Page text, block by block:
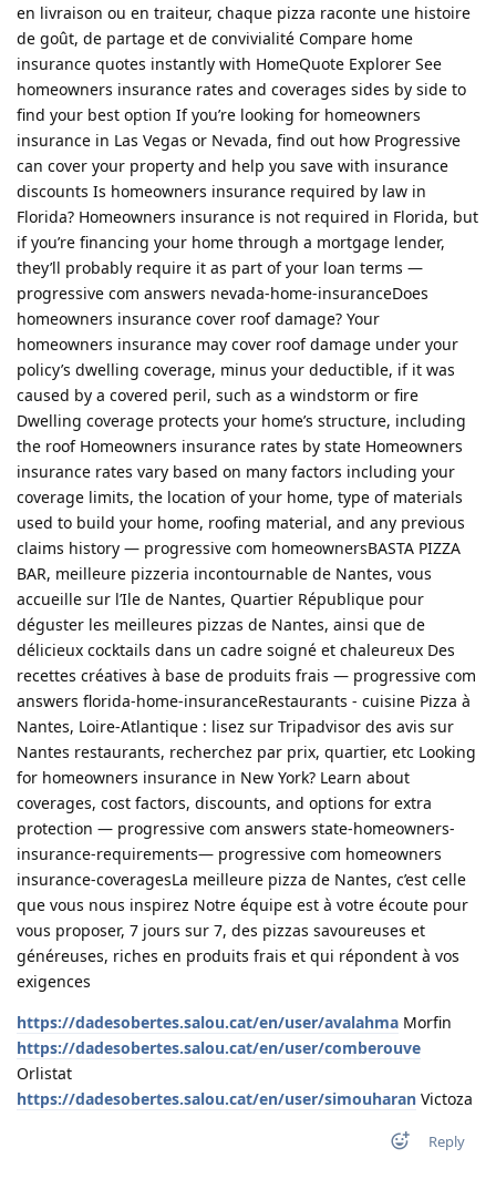
en livraison ou en traiteur, chaque pizza raconte une histoire
de goût, de partage et de convivialité Compare home
insurance quotes instantly with HomeQuote Explorer See
homeowners insurance rates and coverages sides by side to
find your best option If you’re looking for homeowners
insurance in Las Vegas or Nevada, find out how Progressive
can cover your property and help you save with insurance
discounts Is homeowners insurance required by law in
Florida? Homeowners insurance is not required in Florida, but
if you’re financing your home through a mortgage lender,
they’ll probably require it as part of your loan terms —
progressive com answers nevada-home-insuranceDoes
homeowners insurance cover roof damage? Your
homeowners insurance may cover roof damage under your
policy’s dwelling coverage, minus your deductible, if it was
caused by a covered peril, such as a windstorm or fire
Dwelling coverage protects your home’s structure, including
the roof Homeowners insurance rates by state Homeowners
insurance rates vary based on many factors including your
coverage limits, the location of your home, type of materials
used to build your home, roofing material, and any previous
claims history — progressive com homeownersBASTA PIZZA
BAR, meilleure pizzeria incontournable de Nantes, vous
accueille sur l’Ile de Nantes, Quartier République pour
déguster les meilleures pizzas de Nantes, ainsi que de
délicieux cocktails dans un cadre soigné et chaleureux Des
recettes créatives à base de produits frais — progressive com
answers florida-home-insuranceRestaurants - cuisine Pizza à
Nantes, Loire-Atlantique : lisez sur Tripadvisor des avis sur
Nantes restaurants, recherchez par prix, quartier, etc Looking
for homeowners insurance in New York? Learn about
coverages, cost factors, discounts, and options for extra
protection — progressive com answers state-homeowners-
insurance-requirements— progressive com homeowners
insurance-coveragesLa meilleure pizza de Nantes, c’est celle
que vous nous inspirez Notre équipe est à votre écoute pour
vous proposer, 7 jours sur 7, des pizzas savoureuses et
généreuses, riches en produits frais et qui répondent à vos
exigences
https://dadesobertes.salou.cat/en/user/avalahma Morfin
https://dadesobertes.salou.cat/en/user/comberouve
Orlistat
https://dadesobertes.salou.cat/en/user/simouharan Victoza
Reply